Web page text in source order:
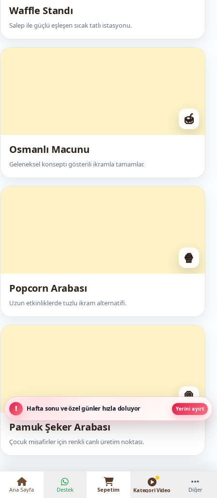
Waffle Standı
Salep ile güçlü eşleşen sıcak tatlı istasyonu.
🍯
Osmanlı Macunu
Geleneksel konsepti gösterili ikramla tamamlar.
🍿
Popcorn Arabası
Uzun etkinliklerde tuzlu ikram alternatifi.
🍭
Pamuk Şeker Arabası
Çocuk misafirler için renkli canlı üretim noktası.
₺20.500 – ₺52.000
Hafta sonu ve özel günler hızla doluyor Yerini ayırt
Ana Sayfa Destek Sepetim Kategori Video Diğer